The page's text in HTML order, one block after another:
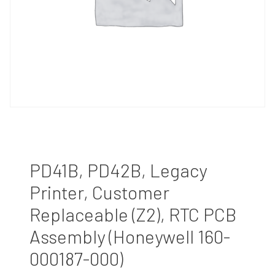
PD41B, PD42B, Legacy
Printer, Customer
Replaceable (Z2), RTC PCB
Assembly (Honeywell 160-
000187-000)